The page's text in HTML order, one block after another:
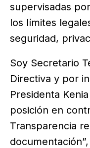
supervisadas
los límites
seguridad,
Soy Secretario
Directiva y por
Presidenta
posición en
Transparencia